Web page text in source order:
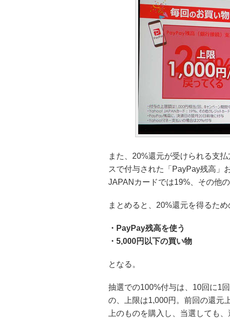
また、20%還元が受けられる支
スで付与された「PayPay残高」
JAPANカードでは19%、その他
まとめると、20%還元を得るため
・PayPay残高を使う
・5,000円以下の買い物
となる。
抽選での100%付与は、10回に1
の、上限は1,000円。前回の還元
上のものを購入し、当選しても